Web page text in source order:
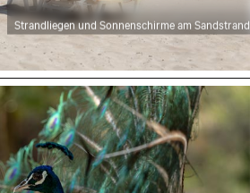
Strandliegen und Sonnenschirme am Sandstrand
Pfau mit prächtigem Gefieder